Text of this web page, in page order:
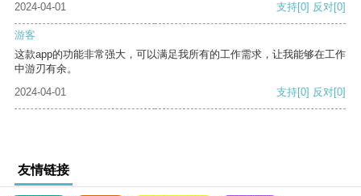
2024-04-01 支持[0] 反对[0]
游客
这款app的功能非常强大，可以满足我所有的工作需求，让我能够在工作
中游刃有余。
2024-04-01
支持[0] 反对[0]
友情链接